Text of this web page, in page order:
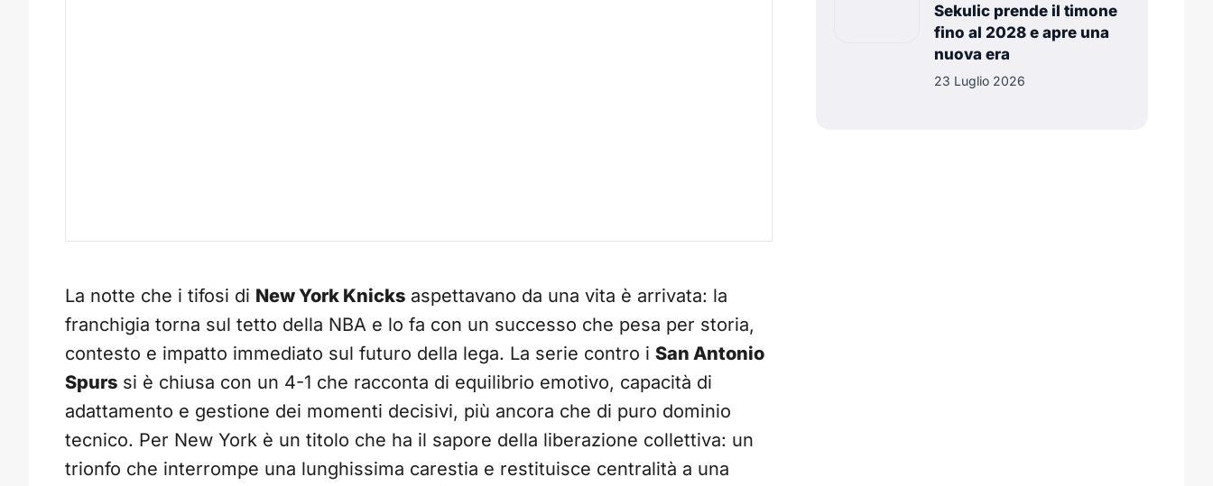
La notte che i tifosi di New York Knicks aspettavano da una vita è arrivata: la
franchigia torna sul tetto della NBA e lo fa con un successo che pesa per storia,
contesto e impatto immediato sul futuro della lega. La serie contro i San Antonio
Spurs si è chiusa con un 4-1 che racconta di equilibrio emotivo, capacità di
adattamento e gestione dei momenti decisivi, più ancora che di puro dominio
tecnico. Per New York è un titolo che ha il sapore della liberazione collettiva: un
trionfo che interrompe una lunghissima carestia e restituisce centralità a una
Sekulic prende il timone
fino al 2028 e apre una
nuova era
23 Luglio 2026